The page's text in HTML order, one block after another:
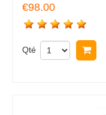
€98.00
Qté